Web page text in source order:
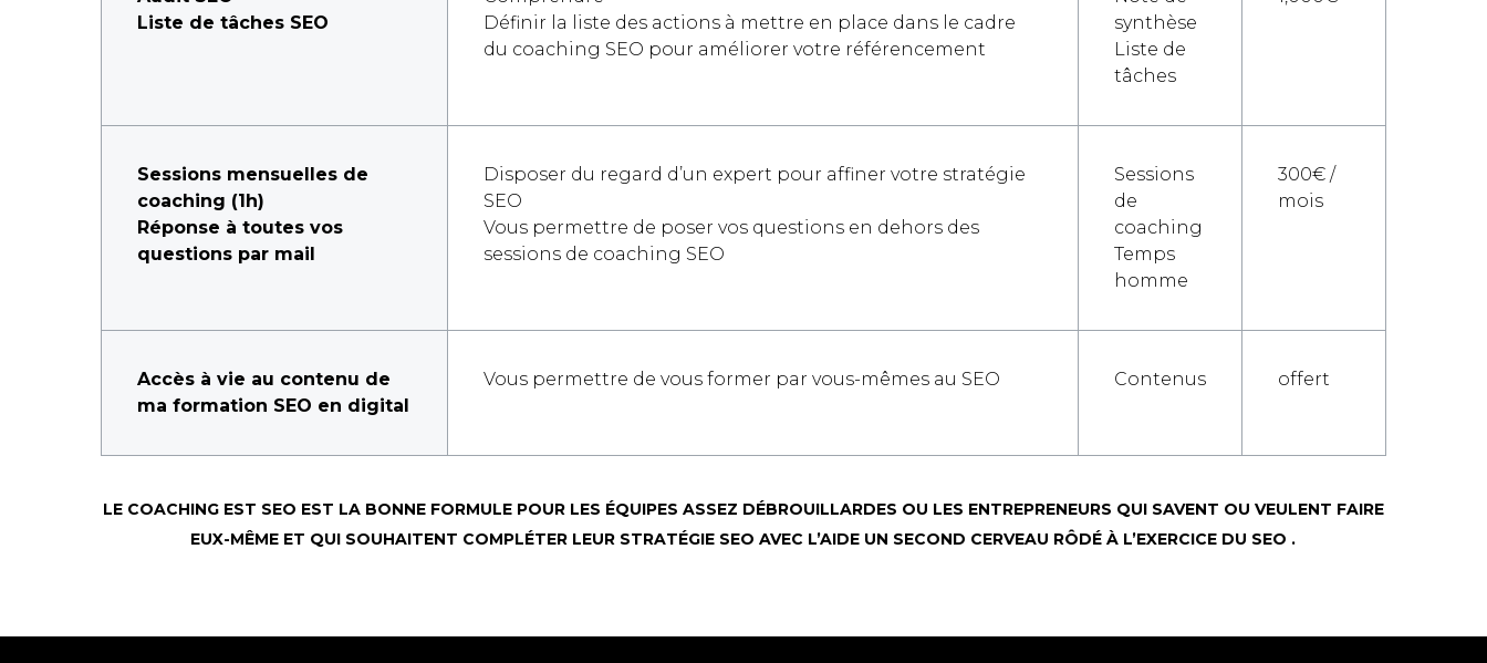
Liste de tâches SEO
Définir la liste des actions à mettre en place dans le cadre
du coaching SEO pour améliorer votre référencement
synthèse
Liste de
tâches
Sessions mensuelles de
coaching (1h)
Réponse à toutes vos
questions par mail
Disposer du regard d’un expert pour affiner votre stratégie
SEO
Vous permettre de poser vos questions en dehors des
sessions de coaching SEO
Sessions
de
coaching
Temps
homme
300€ /
mois
Accès à vie au contenu de
ma formation SEO en digital
Vous permettre de vous former par vous-mêmes au SEO Contenus offert
LE COACHING EST SEO EST LA BONNE FORMULE POUR LES ÉQUIPES ASSEZ DÉBROUILLARDES OU LES ENTREPRENEURS QUI SAVENT OU VEULENT FAIRE
EUX-MÊME ET QUI SOUHAITENT COMPLÉTER LEUR STRATÉGIE SEO AVEC L’AIDE UN SECOND CERVEAU RÔDÉ À L’EXERCICE DU SEO .